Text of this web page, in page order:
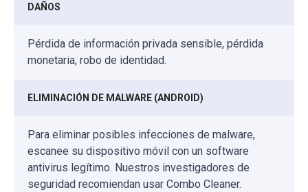
DAÑOS
Pérdida de información privada sensible, pérdida
monetaria, robo de identidad.
ELIMINACIÓN DE MALWARE (ANDROID)
Para eliminar posibles infecciones de malware,
escanee su dispositivo móvil con un software
antivirus legítimo. Nuestros investigadores de
seguridad recomiendan usar Combo Cleaner.